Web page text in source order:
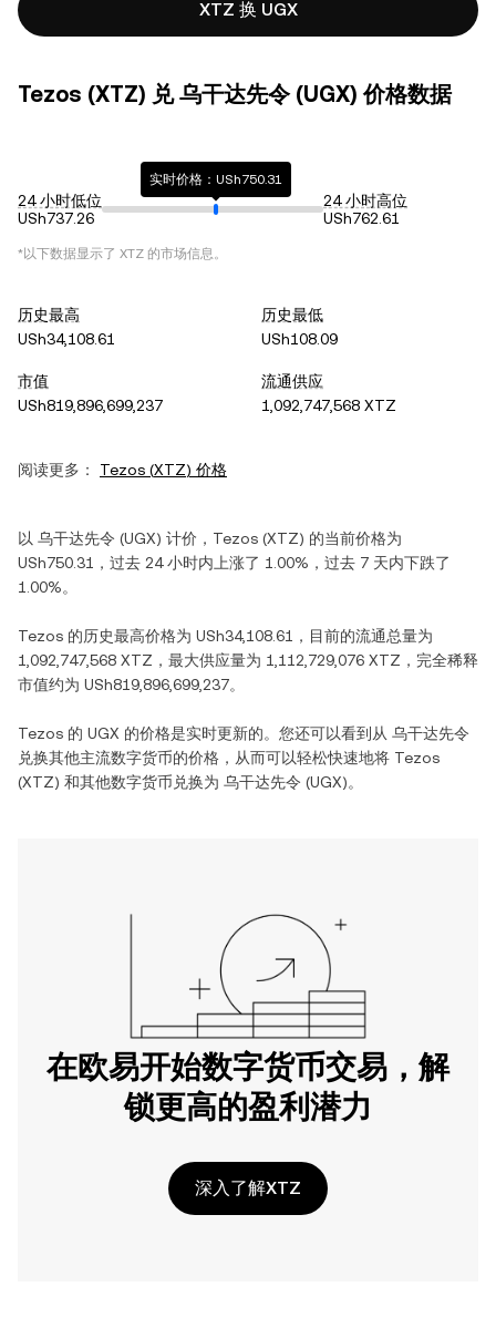
XTZ 换 UGX
Tezos (XTZ) 兑 乌干达先令 (UGX) 价格数据
24 小时低位
USh737.26
实时价格：USh750.31
24 小时高位
USh762.61
*以下数据显示了 XTZ 的市场信息。
历史最高
USh34,108.61
历史最低
USh108.09
市值
USh819,896,699,237
流通供应
1,092,747,568 XTZ
阅读更多： Tezos (XTZ) 价格
以 乌干达先令 (UGX) 计价， Tezos (XTZ) 的当前价格为
USh750.31 ，过去 24 小时内 上涨了 1.00% ，过去 7 天内下跌了
1.00%。
Tezos 的历史最高价格为 USh34,108.61 ，目前的流通总量为
1,092,747,568 XTZ ，最大供应量为 1,112,729,076 XTZ ，完全稀释
市值约为 USh819,896,699,237。
Tezos 的 UGX 的价格是实时更新的。您还可以看到从 乌干达先令
兑换其他主流数字货币的价格，从而可以轻松快速地将 Tezos
(XTZ) 和其他数字货币兑换为 乌干达先令 (UGX)。
在欧易开始数字货币交易，解
锁更高的盈利潜力
深入了解XTZ